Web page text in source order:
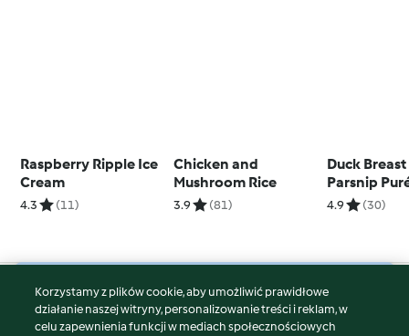
Raspberry Ripple Ice
Cream
4.3 (11)
Chicken and
Mushroom Rice
3.9 (81)
Duck
Parsnip
Red Wine
4.9 (30)
© Copyright 2026
Warunki korzystania
Korzystamy z plików cookie, aby umożliwić prawidłowe
działanie naszej witryny, personalizowanie treści i reklam, w
celu zapewnienia funkcji w mediach społecznościowych